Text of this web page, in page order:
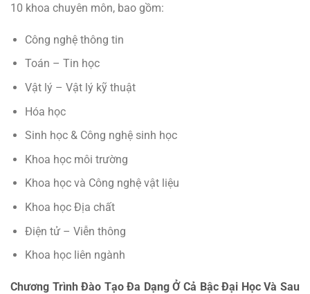
10 khoa chuyên môn, bao gồm:
Công nghệ thông tin
Toán – Tin học
Vật lý – Vật lý kỹ thuật
Hóa học
Sinh học & Công nghệ sinh học
Khoa học môi trường
Khoa học và Công nghệ vật liệu
Khoa học Địa chất
Điện tử – Viễn thông
Khoa học liên ngành
Chương Trình Đào Tạo Đa Dạng Ở Cả Bậc Đại Học Và Sau